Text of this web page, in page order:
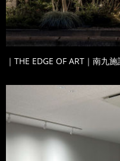
｜THE EDGE OF ART｜南九